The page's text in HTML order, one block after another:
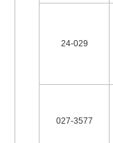
24-029
027-3577